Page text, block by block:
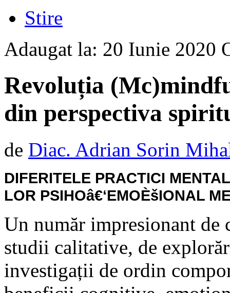
Stire
Adaugat la: 20 Iunie 2020
Revoluția
din perspectiva
de Diac. Adrian Sorin
DIFERITELE PRACTICI
LOR PSIHOâ€‘EMOÈšIONAL
Un număr impresionant
studii calitative, de
investigații de ordin